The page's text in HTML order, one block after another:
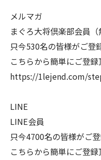
メルマガ
まぐろ大将倶楽部会員（
只今530名の皆様がご登
こちらから簡単にご登
https://1lejend.com/
LINE
LINE会員
只今4700名の皆様がご
こちらから簡単にご登